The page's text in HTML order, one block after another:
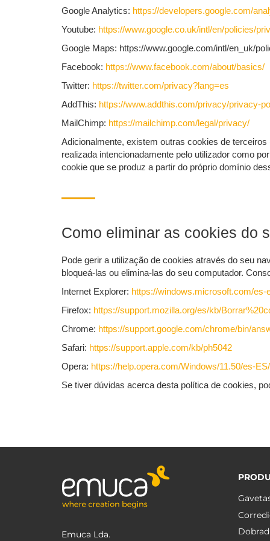
Google Analytics: https://developers.google.com/
Youtube: https://www.google.co.uk/intl/en/policies/
Google Maps: https://www.google.com/intl/en_uk/
Facebook: https://www.facebook.com/about/basics/
Twitter: https://twitter.com/privacy?lang=es
AddThis: https://www.addthis.com/privacy/privacy-
MailChimp: https://mailchimp.com/legal/privacy/
Adicionalmente, existem outras cookies de
realizada intencionadamente pelo utilizador como
cookie que se produz a partir do próprio domínio
Como eliminar as cookies do
Pode gerir a utilização de cookies através do seu
bloqueá-las ou elimina-las do seu computador.
Internet Explorer: https://windows.microsoft.com/
Firefox: https://support.mozilla.org/es/kb/
Chrome: https://support.google.com/chrome/bin/
Safari: https://support.apple.com/kb/ph5042
Opera: https://help.opera.com/Windows/11.50/es-
Se tiver dúvidas acerca desta política de cookies,
Emuca Lda.